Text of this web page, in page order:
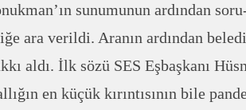
sunumunun ardından
ara verildi. Aranın ardından
aldı. İlk sözü SES Eşbaşkanı
en küçük kırıntısının bile